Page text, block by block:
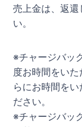
売上金は、返
い。
※チャージバッ
度お時間をい
らにお時間を
ださい。
※チャージバッ